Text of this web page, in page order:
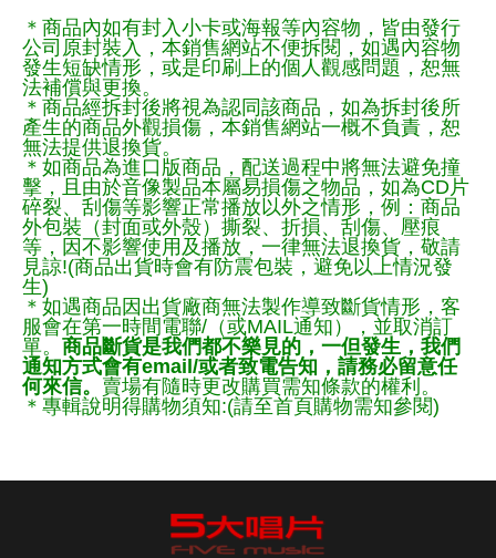
＊商品內如有封入小卡或海報等內容物，皆由發行
公司原封裝入，本銷售網站不便拆閱，如遇內容物
發生短缺情形，或是印刷上的個人觀感問題，恕無
法補償與更換。
＊商品經拆封後將視為認同該商品，如為拆封後所
產生的商品外觀損傷，本銷售網站一概不負責，恕
無法提供退換貨。
＊如商品為進口版商品，配送過程中將無法避免撞
擊，且由於音像製品本屬易損傷之物品，如為CD片
碎裂、刮傷等影響正常播放以外之情形，例：商品
外包裝（封面或外殼）撕裂、折損、刮傷、壓痕
等，因不影響使用及播放，一律無法退換貨，敬請
見諒!(商品出貨時會有防震包裝，避免以上情況發
生)
＊如遇商品因出貨廠商無法製作導致斷貨情形，客
服會在第一時間電聯/（或MAIL通知），並取消訂
單。 商品斷貨是我們都不樂見的，一但發生，我們
通知方式會有email/或者致電告知，請務必留意任
何來信。 賣場有隨時更改購買需知條款的權利。
＊專輯說明得購物須知:(請至首頁購物需知參閱)